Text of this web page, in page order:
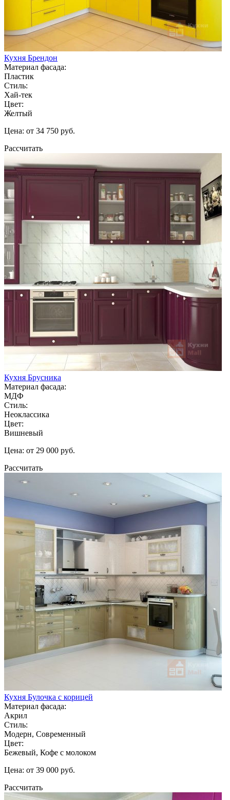
Кухня Брендон
Материал фасада:
Пластик
Стиль:
Хай-тек
Цвет:
Желтый
Цена: от 34 750 руб.
Рассчитать
Кухня Брусника
Материал фасада:
МДФ
Стиль:
Неоклассика
Цвет:
Вишневый
Цена: от 29 000 руб.
Рассчитать
Кухня Булочка с корицей
Материал фасада:
Акрил
Стиль:
Модерн, Современный
Цвет:
Бежевый, Кофе с молоком
Цена: от 39 000 руб.
Рассчитать